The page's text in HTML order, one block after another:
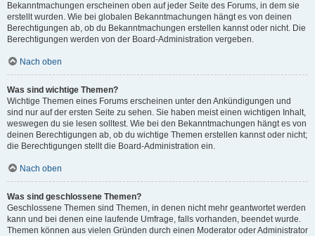
Bekanntmachungen erscheinen oben auf jeder Seite des Forums, in dem sie
erstellt wurden. Wie bei globalen Bekanntmachungen hängt es von deinen
Berechtigungen ab, ob du Bekanntmachungen erstellen kannst oder nicht. Die
Berechtigungen werden von der Board-Administration vergeben.
Nach oben
Was sind wichtige Themen?
Wichtige Themen eines Forums erscheinen unter den Ankündigungen und
sind nur auf der ersten Seite zu sehen. Sie haben meist einen wichtigen Inhalt,
weswegen du sie lesen solltest. Wie bei den Bekanntmachungen hängt es von
deinen Berechtigungen ab, ob du wichtige Themen erstellen kannst oder nicht;
die Berechtigungen stellt die Board-Administration ein.
Nach oben
Was sind geschlossene Themen?
Geschlossene Themen sind Themen, in denen nicht mehr geantwortet werden
kann und bei denen eine laufende Umfrage, falls vorhanden, beendet wurde.
Themen können aus vielen Gründen durch einen Moderator oder Administrator